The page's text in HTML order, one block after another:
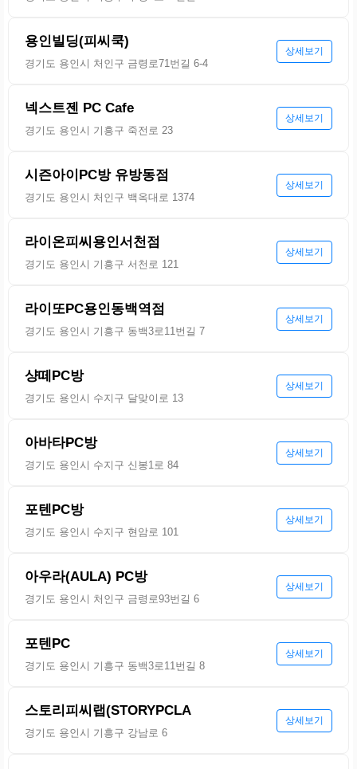
용인빌딩(피씨쿡)
경기도 용인시 처인구 금령로71번길 6-4
상세보기
넥스트젠 PC Cafe
경기도 용인시 기흥구 죽전로 23
상세보기
시즌아이PC방 유방동점
경기도 용인시 처인구 백옥대로 1374
상세보기
라이온피씨용인서천점
경기도 용인시 기흥구 서천로 121
상세보기
라이또PC용인동백역점
경기도 용인시 기흥구 동백3로11번길 7
상세보기
샹떼PC방
경기도 용인시 수지구 달맞이로 13
상세보기
아바타PC방
경기도 용인시 수지구 신봉1로 84
상세보기
포텐PC방
경기도 용인시 수지구 현암로 101
상세보기
아우라(AULA) PC방
경기도 용인시 처인구 금령로93번길 6
상세보기
포텐PC
경기도 용인시 기흥구 동백3로11번길 8
상세보기
스토리피씨랩(STORYPCLA
경기도 용인시 기흥구 강남로 6
상세보기